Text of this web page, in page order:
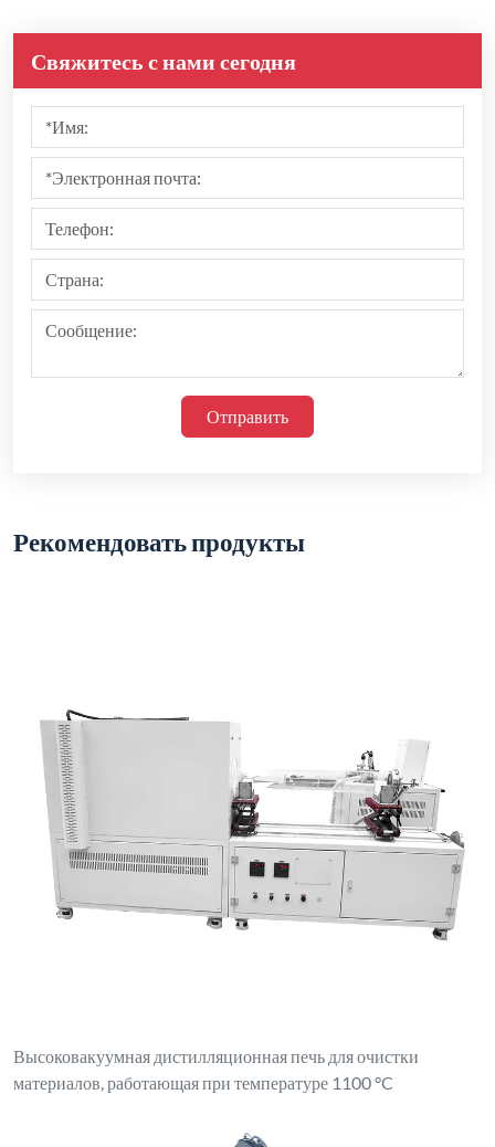
Свяжитесь с нами сегодня
Отправить
Рекомендовать продукты
Высоковакуумная дистилляционная печь для очистки
материалов, работающая при температуре 1100 °C